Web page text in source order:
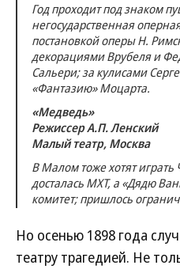
Год проходит под знаком
негосударственная
постановкой оперы Н.
декорациями Врубеля и
Сальери; за кулисами
«Фантазию» Моцарта.
«Медведь»
Режиссер А.П. Ленский
Малый театр, Москва
В Малом тоже хотят
досталась МХТ, а «Дядю
комитет; пришлось
Но осенью 1898 года
театру трагедией. Не